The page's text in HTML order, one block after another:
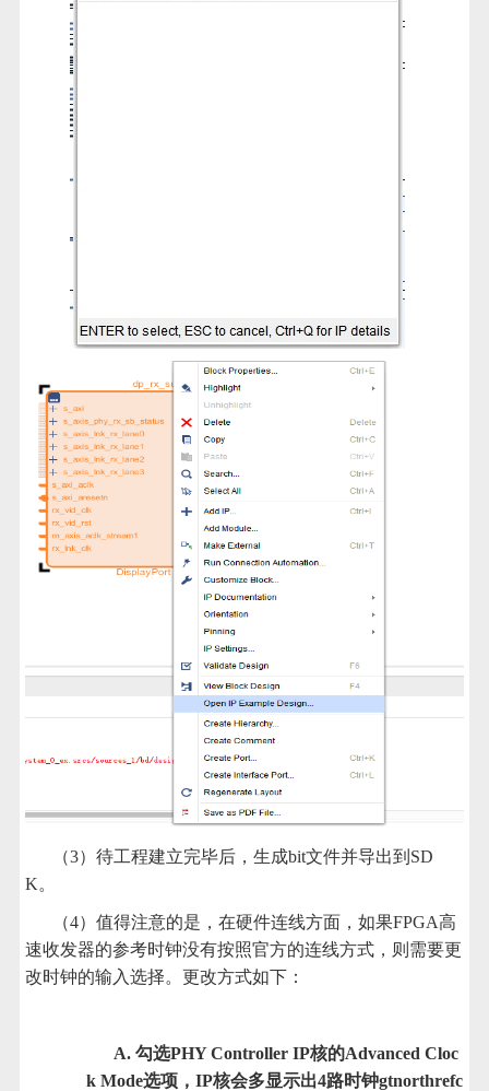
（3）待工程建立完毕后，生成bit文件并导出到SD
K。
（4）值得注意的是，在硬件连线方面，如果FPGA高
速收发器的参考时钟没有按照官方的连线方式，则需要更
改时钟的输入选择。更改方式如下：
A. 勾选PHY Controller IP核的Advanced Cloc
k Mode选项，IP核会多显示出4路时钟gtnorthrefc